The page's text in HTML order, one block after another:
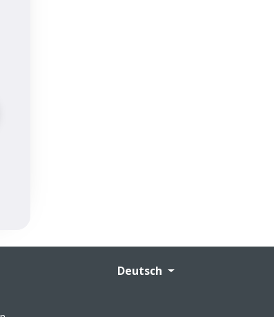
Deutsch